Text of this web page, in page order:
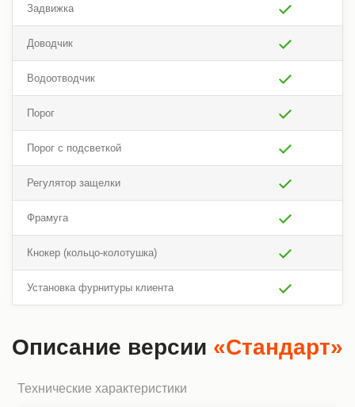
Задвижка
Доводчик
Водоотводчик
Порог
Порог с подсветкой
Регулятор защелки
Фрамуга
Кнокер (кольцо-колотушка)
Установка фурнитуры клиента
Описание версии «Стандарт»
Технические характеристики